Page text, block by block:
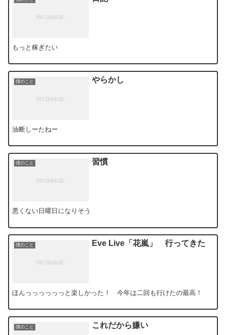
もっと稼ぎたい
僕のこと やらかし
油断しーたねー
僕のこと 習慣
悪くない日曜日になりそう
僕のこと Eve Live「花嵐」 行ってきた
ほんっっっっっっと楽しかった！ 今年は二回も行けたの最高！
僕のこと これだから嫌い